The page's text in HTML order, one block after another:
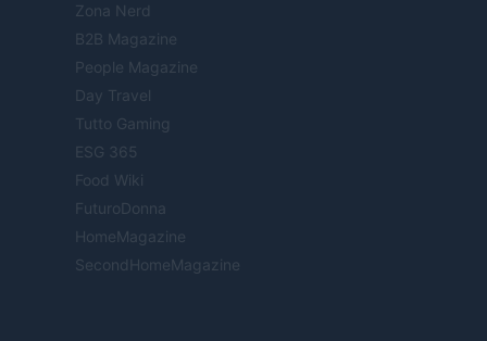
Zona Nerd
B2B Magazine
People Magazine
Day Travel
Tutto Gaming
ESG 365
Food Wiki
FuturoDonna
HomeMagazine
SecondHomeMagazine